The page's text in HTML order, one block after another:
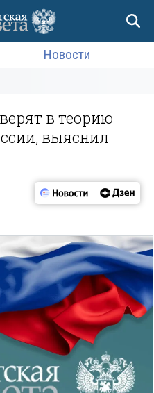
Новости
в теорию
выяснил